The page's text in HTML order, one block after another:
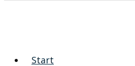
Start